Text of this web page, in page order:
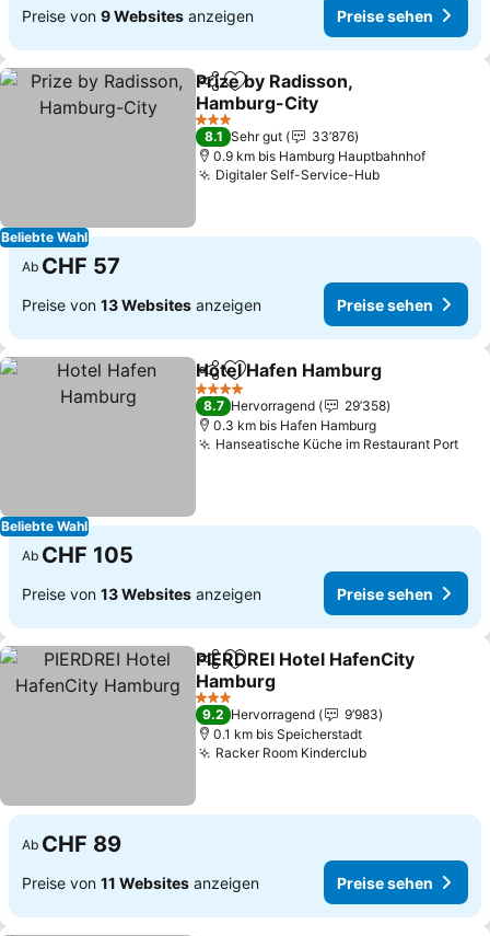
Preise von 9 Websites anzeigen Preise sehen
Beliebte Wahl
TeilenZu Favoriten hinzufügen
Prize by Radisson,
Hamburg-City
3 Sterne
8.1 Sehr gut
33’876
0.9 km bis Hamburg Hauptbahnhof
Digitaler Self-Service-Hub
Ab CHF 57
Preise von 13 Websites anzeigen Preise sehen
Beliebte Wahl
TeilenZu Favoriten hinzufügen
Hotel Hafen Hamburg
4 Sterne
8.7 Hervorragend
29’358
0.3 km bis Hafen Hamburg
Hanseatische Küche im Restaurant Port
Ab CHF 105
Preise von 13 Websites anzeigen Preise sehen
TeilenZu Favoriten hinzufügen
PIERDREI Hotel HafenCity
Hamburg
3 Sterne
9.2 Hervorragend
9’983
0.1 km bis Speicherstadt
Racker Room Kinderclub
Ab CHF 89
Preise von 11 Websites anzeigen Preise sehen